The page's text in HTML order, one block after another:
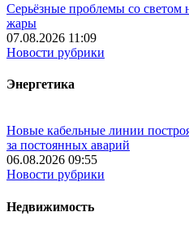
Серьёзные проблемы со светом
жары
07.08.2026 11:09
Новости рубрики
Энергетика
Новые кабельные линии
за постоянных аварий
06.08.2026 09:55
Новости рубрики
Недвижимость